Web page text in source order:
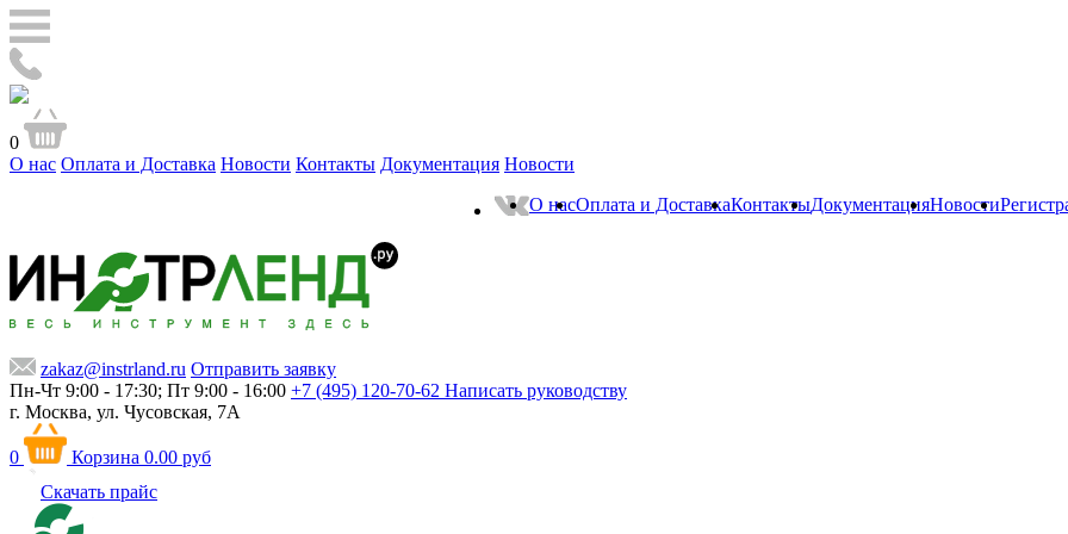
0
О нас Оплата и Доставка Новости Контакты Документация Новости
О насОплата и ДоставкаКонтактыДокументацияНовости
zakaz@instrland.ru Отправить заявку
Пн-Чт 9:00 - 17:30; Пт 9:00 - 16:00 +7 (495) 120-70-62 Написать руководству
г. Москва, ул. Чусовская, 7А
0 Корзина 0.00 руб
Скачать прайс